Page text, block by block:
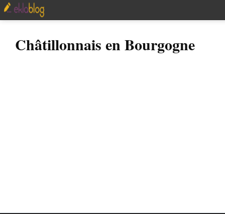
Châtillonnais en Bourgogne